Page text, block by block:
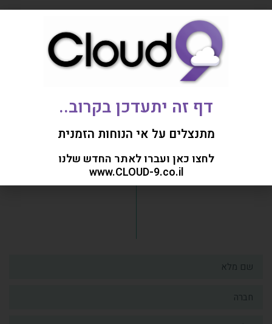
זקוק לעזרה, אנא פנה אל תמיכת הלקוחות של גרינקום באופן הבא:
עמוד צור קשר
רוצה לקבל מאיתנו פרטים נוספים?
דף זה יתעדכן בקרוב..
מתנצלים על אי הנוחות הזמנית
לחצו כאן ועברו לאתר החדש שלנו
www.CLOUD-9.co.il